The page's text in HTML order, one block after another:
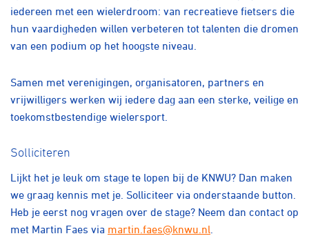
iedereen met een wielerdroom: van recreatieve fietsers die
hun vaardigheden willen verbeteren tot talenten die dromen
van een podium op het hoogste niveau.
Samen met verenigingen, organisatoren, partners en
vrijwilligers werken wij iedere dag aan een sterke, veilige en
toekomstbestendige wielersport.
Solliciteren
Lijkt het je leuk om stage te lopen bij de KNWU? Dan maken
we graag kennis met je. Solliciteer via onderstaande button.
Heb je eerst nog vragen over de stage? Neem dan contact op
met Martin Faes via martin.faes@knwu.nl